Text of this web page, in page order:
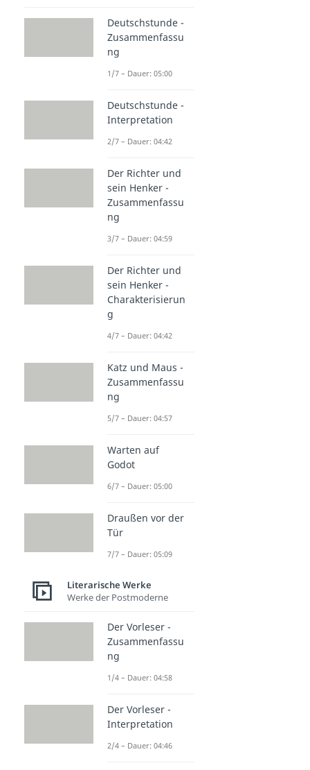
Deutschstunde -
Zusammenfassu
ng
1/7 – Dauer: 05:00
Deutschstunde -
Interpretation
2/7 – Dauer: 04:42
Der Richter und
sein Henker -
Zusammenfassu
ng
3/7 – Dauer: 04:59
Der Richter und
sein Henker -
Charakterisierun
g
4/7 – Dauer: 04:42
Katz und Maus -
Zusammenfassu
ng
5/7 – Dauer: 04:57
Warten auf
Godot
6/7 – Dauer: 05:00
Draußen vor der
Tür
7/7 – Dauer: 05:09
Literarische Werke
Werke der Postmoderne
Der Vorleser -
Zusammenfassu
ng
1/4 – Dauer: 04:58
Der Vorleser -
Interpretation
2/4 – Dauer: 04:46